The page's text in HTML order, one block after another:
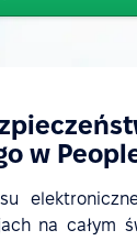
w
na całym